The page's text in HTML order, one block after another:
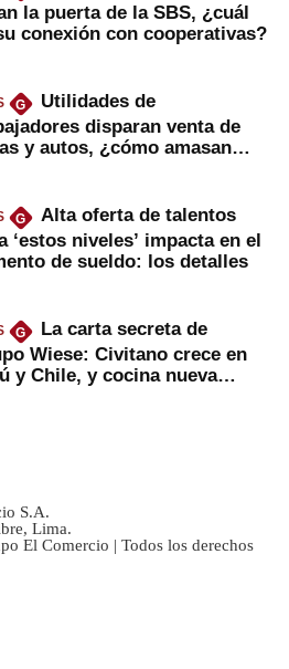
la puerta de la SBS, ¿cuál
conexión con cooperativas?
G
Utilidades de
disparan venta de
y autos, ¿cómo amasan
G
Alta oferta de talentos
‘estos niveles’ impacta en el
de sueldo: los detalles
G
La carta secreta de
Wiese: Civitano crece en
y Chile, y cocina nueva
S.A.
Lima.
El Comercio | Todos los derechos